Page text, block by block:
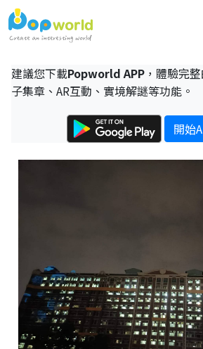
建議您下載Popworld APP ，體驗完
子集章、AR互動、實境解謎等功能。
開始